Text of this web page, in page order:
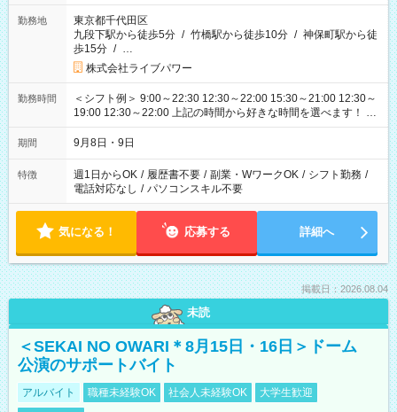
勤務地
東京都千代田区
九段下駅から徒歩5分 / 竹橋駅から徒歩10分 / 神保町駅から徒
歩15分 / …
株式会社ライブパワー
勤務時間
＜シフト例＞ 9:00～22:30 12:30～22:00 15:30～21:00 12:30～
19:00 12:30～22:00 上記の時間から好きな時間を選べます！ ※
時間は変更となる可能性があります
期間 9月8日・9日
特徴 週1日からOK / 履歴書不要 / 副業・WワークOK / シフト勤務 /
電話対応なし / パソコンスキル不要
気になる！ 応募する 詳細へ
掲載日：2026.08.04
未読
＜SEKAI NO OWARI＊8月15日・16日＞ドーム
公演のサポートバイト
アルバイト 職種未経験OK 社会人未経験OK
大学生歓迎